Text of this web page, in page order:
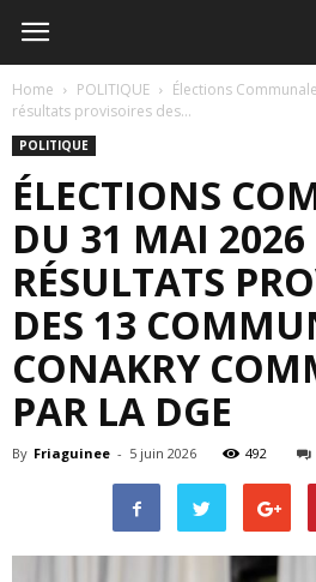
Home POLITIQUE
Élections
résultats provisoires des...
POLITIQUE
ÉLECTIONS
DU 31 MAI 2026
RÉSULTATS
DES 13
CONAKRY
PAR LA DGE
By Friaguinee - 5 juin 2026 492